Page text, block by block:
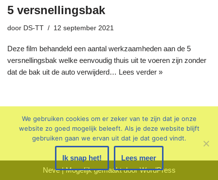
5 versnellingsbak
door DS-TT 12 september 2021
Deze film behandeld een aantal werkzaamheden aan de 5
versnellingsbak welke eenvoudig thuis uit te voeren zijn zonder
dat de bak uit de auto verwijderd… Lees verder »
Neve| Mogelijk gemaakt doorWordPress
We gebruiken cookies om er zeker van te zijn dat je onze
website zo goed mogelijk beleeft. Als je deze website blijft
gebruiken gaan we ervan uit dat je dat goed vindt.
Ik snap het! Lees meer